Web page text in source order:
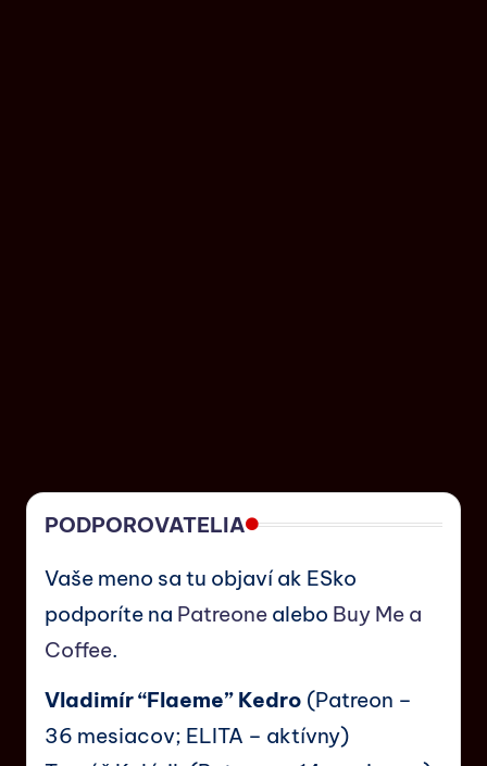
PODPOROVATELIA
Vaše meno sa tu objaví ak ESko
podporíte na Patreone alebo Buy Me a
Coffee.
Vladimír “Flaeme” Kedro (Patreon –
36 mesiacov; ELITA – aktívny)